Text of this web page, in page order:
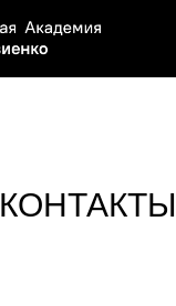
КОНТАКТЫ